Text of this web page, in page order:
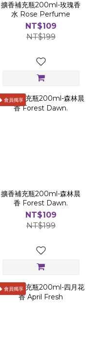
擴香補充瓶200ml-玫瑰香
水 Rose Perfume
NT$109
NT$199
會員獨享
擴香補充瓶200ml-森林晨
香 Forest Dawn.
NT$109
NT$199
會員獨享